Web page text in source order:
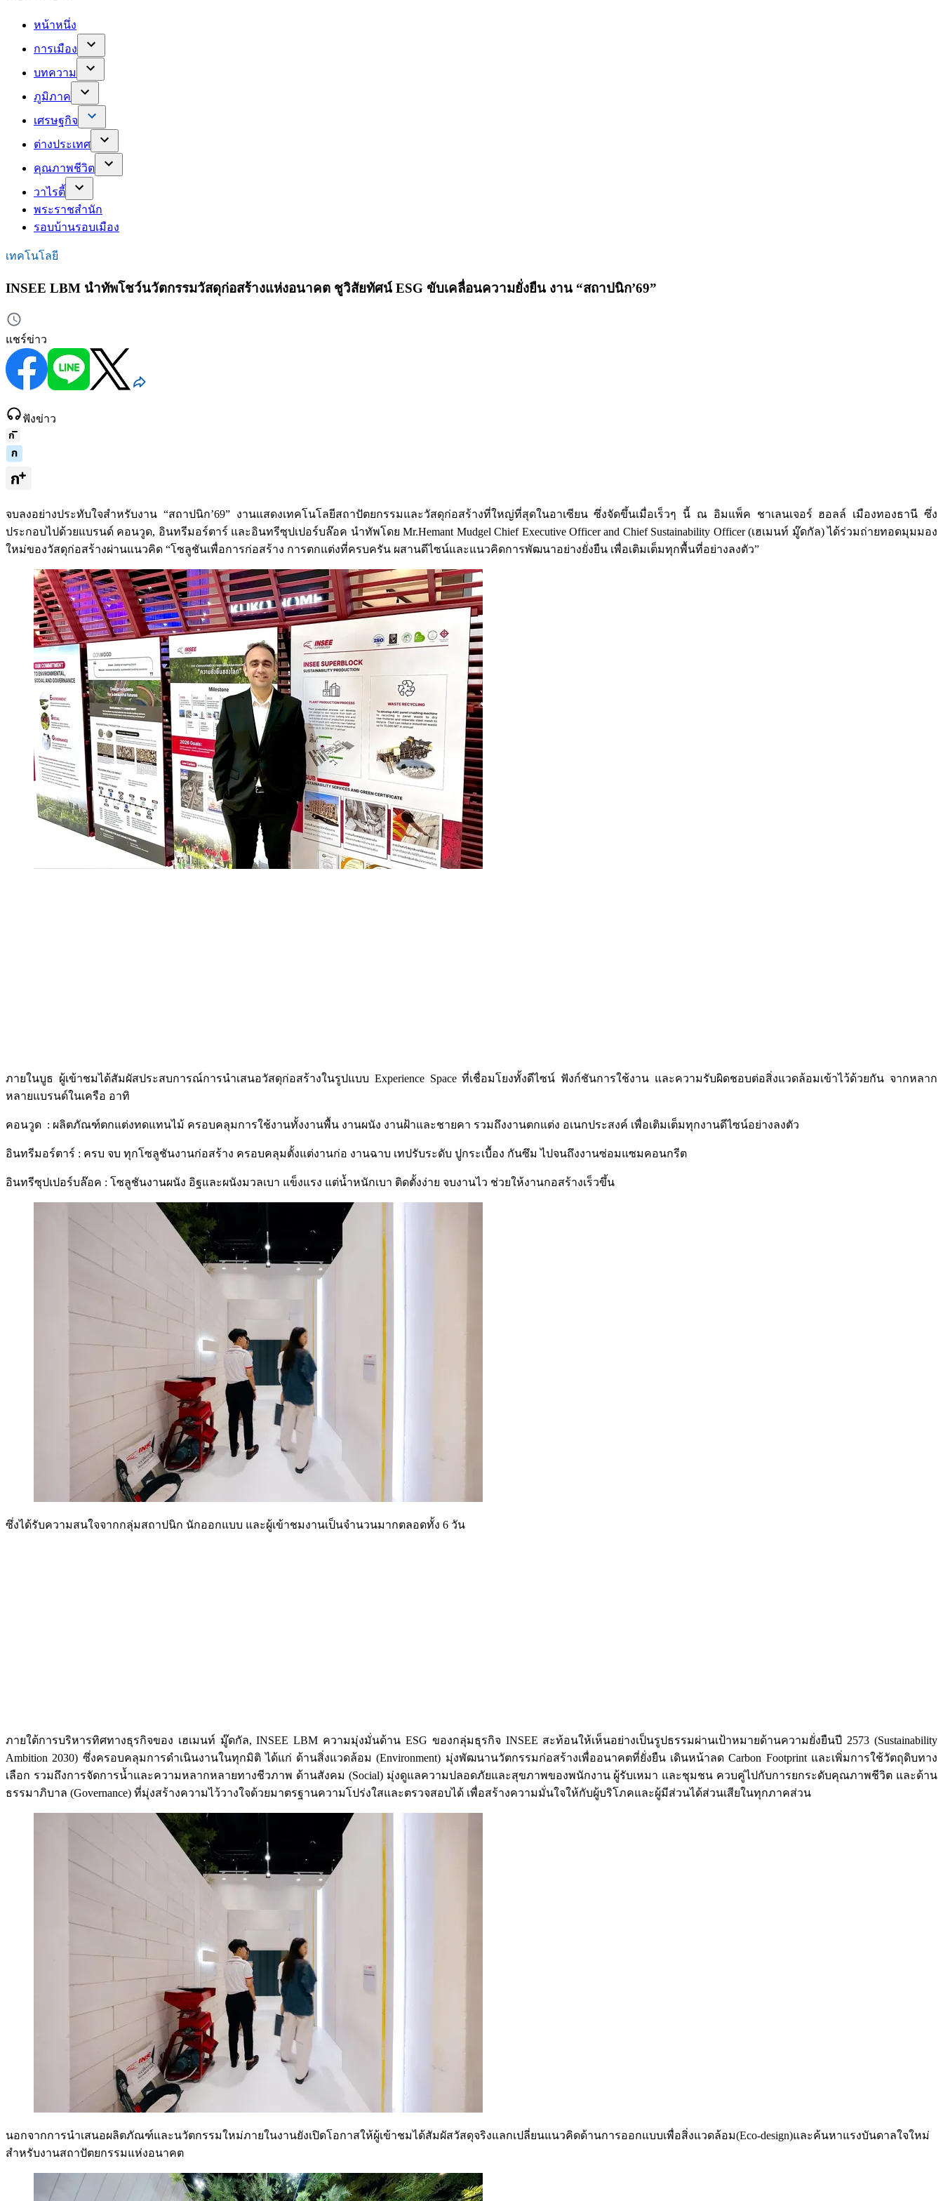
หน้าหนึ่ง
การเมือง
บทความ
ภูมิภาค
เศรษฐกิจ
ต่างประเทศ
คุณภาพชีวิต
วาไรตี้
พระราชสำนัก
รอบบ้านรอบเมือง
เทคโนโลยี
INSEE LBM นำทัพโชว์นวัตกรรมวัสดุก่อสร้างแห่งอนาคต ชูวิสัยทัศน์ ESG ขับเคลื่อนความยั่งยืน งาน “สถาปนิก’69”
แชร์ข่าว
ฟังข่าว
จบลงอย่างประทับใจสำหรับงาน “สถาปนิก’69” งานแสดงเทคโนโลยีสถาปัตยกรรมและวัสดุก่อสร้างที่ใหญ่ที่สุดในอาเซียน ซึ่งจัดขึ้นเมื่อเร็วๆ นี้ ณ อิมแพ็ค ชาเลนเจอร์ ฮอลล์ เมืองทองธานี ซึ่ง
ประกอบไปด้วยแบรนด์ คอนวูด, อินทรีมอร์ตาร์ และอินทรีซุปเปอร์บล๊อค นำทัพโดย Mr.Hemant Mudgel Chief Executive Officer and Chief Sustainability Officer (เฮเมนท์ มู๊ดกัล) ได้ร่วมถ่ายทอดมุมมอง
ใหม่ของวัสดุก่อสร้างผ่านแนวคิด “โซลูชันเพื่อการก่อสร้าง การตกแต่งที่ครบครัน ผสานดีไซน์และแนวคิดการพัฒนาอย่างยั่งยืน เพื่อเติมเต็มทุกพื้นที่อย่างลงตัว”
ภายในบูธ ผู้เข้าชมได้สัมผัสประสบการณ์การนำเสนอวัสดุก่อสร้างในรูปแบบ Experience Space ที่เชื่อมโยงทั้งดีไซน์ ฟังก์ชันการใช้งาน และความรับผิดชอบต่อสิ่งแวดล้อมเข้าไว้ด้วยกัน จากหลาก
หลายแบรนด์ในเครือ อาทิ
คอนวูด : ผลิตภัณฑ์ตกแต่งทดแทนไม้ ครอบคลุมการใช้งานทั้งงานพื้น งานผนัง งานฝ้าและชายคา รวมถึงงานตกแต่ง อเนกประสงค์ เพื่อเติมเต็มทุกงานดีไซน์อย่างลงตัว
อินทรีมอร์ตาร์ : ครบ จบ ทุกโซลูชันงานก่อสร้าง ครอบคลุมตั้งแต่งานก่อ งานฉาบ เทปรับระดับ ปูกระเบื้อง กันซึม ไปจนถึงงานซ่อมแซมคอนกรีต
อินทรีซุปเปอร์บล๊อค : โซลูชันงานผนัง อิฐและผนังมวลเบา แข็งแรง แต่น้ำหนักเบา ติดตั้งง่าย จบงานไว ช่วยให้งานกอสร้างเร็วขึ้น
ซึ่งได้รับความสนใจจากกลุ่มสถาปนิก นักออกแบบ และผู้เข้าชมงานเป็นจำนวนมากตลอดทั้ง 6 วัน
ภายใต้การบริหารทิศทางธุรกิจของ เฮเมนท์ มู๊ดกัล, INSEE LBM ความมุ่งมั่นด้าน ESG ของกลุ่มธุรกิจ INSEE สะท้อนให้เห็นอย่างเป็นรูปธรรมผ่านเป้าหมายด้านความยั่งยืนปี 2573 (Sustainability
Ambition 2030) ซึ่งครอบคลุมการดำเนินงานในทุกมิติ ได้แก่ ด้านสิ่งแวดล้อม (Environment) มุ่งพัฒนานวัตกรรมก่อสร้างเพื่ออนาคตที่ยั่งยืน เดินหน้าลด Carbon Footprint และเพิ่มการใช้วัตถุดิบทาง
เลือก รวมถึงการจัดการน้ำและความหลากหลายทางชีวภาพ ด้านสังคม (Social) มุ่งดูแลความปลอดภัยและสุขภาพของพนักงาน ผู้รับเหมา และชุมชน ควบคู่ไปกับการยกระดับคุณภาพชีวิต และด้าน
ธรรมาภิบาล (Governance) ที่มุ่งสร้างความไว้วางใจด้วยมาตรฐานความโปร่งใสและตรวจสอบได้ เพื่อสร้างความมั่นใจให้กับผู้บริโภคและผู้มีส่วนได้ส่วนเสียในทุกภาคส่วน
นอกจากการนำเสนอผลิตภัณฑ์และนวัตกรรมใหม่ภายในงานยังเปิดโอกาสให้ผู้เข้าชมได้สัมผัสวัสดุจริงแลกเปลี่ยนแนวคิดด้านการออกแบบเพื่อสิ่งแวดล้อม(Eco-design)และค้นหาแรงบันดาลใจใหม่
สำหรับงานสถาปัตยกรรมแห่งอนาคต